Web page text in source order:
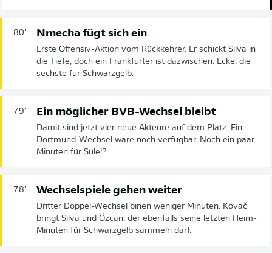
80' Nmecha fügt sich ein
Erste Offensiv-Aktion vom Rückkehrer. Er schickt Silva in
die Tiefe, doch ein Frankfurter ist dazwischen. Ecke, die
sechste für Schwarzgelb.
79' Ein möglicher BVB-Wechsel bleibt
Damit sind jetzt vier neue Akteure auf dem Platz. Ein
Dortmund-Wechsel wäre noch verfügbar. Noch ein paar
Minuten für Süle!?
78' Wechselspiele gehen weiter
Dritter Doppel-Wechsel binen weniger Minuten. Kovač
bringt Silva und Özcan, der ebenfalls seine letzten Heim-
Minuten für Schwarzgelb sammeln darf.